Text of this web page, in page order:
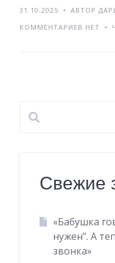
31.10.2025
АВТОР
КОММЕНТАРИЕВ НЕТ
Свежие
«Бабушка
нужен”. А
звонка»